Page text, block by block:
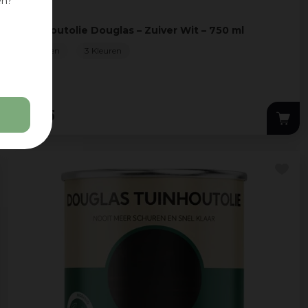
Tuinhoutolie Douglas – Zuiver Wit – 750 ml
95
2 Maten 3 Kleuren